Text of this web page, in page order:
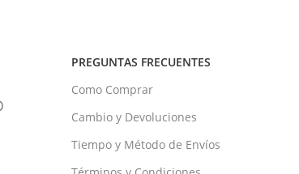
PREGUNTAS FRECUENTES
Como Comprar
Cambio y Devoluciones
Tiempo y Método de Envíos